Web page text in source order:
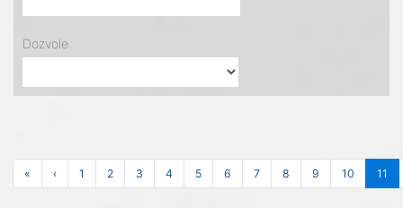
Dozvole
« ‹ 1 2 3 4 5 6 7 8 9 10 11